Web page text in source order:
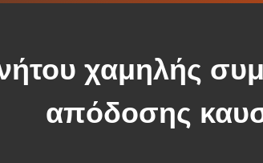
χαμηλής
απόδοσης